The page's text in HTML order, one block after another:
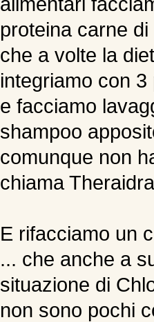
proteina carne
che a volte la
integriamo con
e facciamo
shampoo
comunque non
chiama
E rifacciamo un
... che anche a
situazione di
non sono pochi